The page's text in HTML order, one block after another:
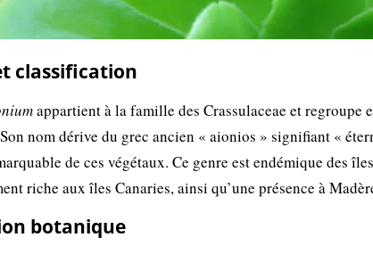
classification
appartient à la famille des Crassulaceae et regroupe
nom dérive du grec ancien « aionios » signifiant «
de ces végétaux. Ce genre est endémique des
riche aux îles Canaries, ainsi qu’une présence à
botanique